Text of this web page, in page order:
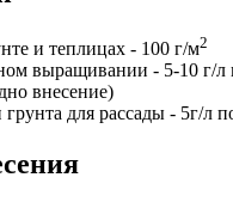
и теплицах - 100 г/м2
выращивании - 5-10 г/л
внесение)
для рассады - 5г/л